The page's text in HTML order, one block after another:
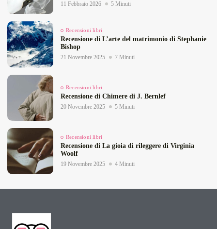
11 Febbraio 2026 5 Minuti
Recensioni libri
Recensione di L’arte del matrimonio di Stephanie
Bishop
21 Novembre 2025 7 Minuti
Recensioni libri
Recensione di Chimere di J. Bernlef
20 Novembre 2025 5 Minuti
Recensioni libri
Recensione di La gioia di rileggere di Virginia
Woolf
19 Novembre 2025 4 Minuti